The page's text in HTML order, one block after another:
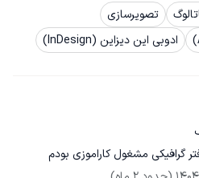
تصویرسازی
ادوبی این دیزاین (InDesign)
گرافیکی مشغول کاراموزی بودم